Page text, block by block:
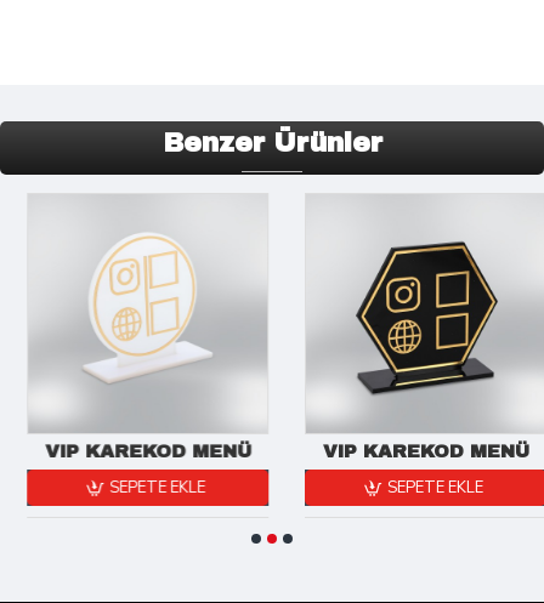
Benzer Ürünler
VIP KAREKOD MENÜ
SEPETE EKLE
VIP KAREKOD MENÜ
SEPETE EKLE